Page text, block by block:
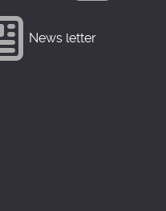
News letter